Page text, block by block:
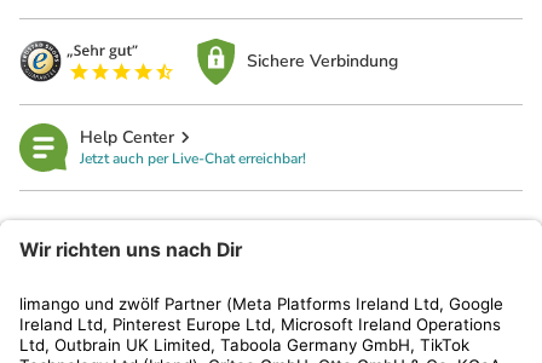
Sichere Verbindung
Help Center
Jetzt auch per Live-Chat erreichbar!
Kundenservice